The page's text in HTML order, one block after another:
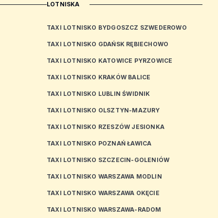
LOTNISKA
TAXI LOTNISKO BYDGOSZCZ SZWEDEROWO
TAXI LOTNISKO GDAŃSK RĘBIECHOWO
TAXI LOTNISKO KATOWICE PYRZOWICE
TAXI LOTNISKO KRAKÓW BALICE
TAXI LOTNISKO LUBLIN ŚWIDNIK
TAXI LOTNISKO OLSZTYN-MAZURY
TAXI LOTNISKO RZESZÓW JESIONKA
TAXI LOTNISKO POZNAŃ ŁAWICA
TAXI LOTNISKO SZCZECIN-GOLENIÓW
TAXI LOTNISKO WARSZAWA MODLIN
TAXI LOTNISKO WARSZAWA OKĘCIE
TAXI LOTNISKO WARSZAWA-RADOM